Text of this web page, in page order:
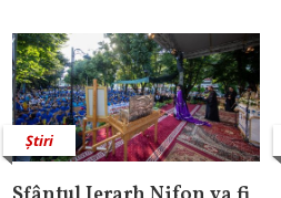
Știri